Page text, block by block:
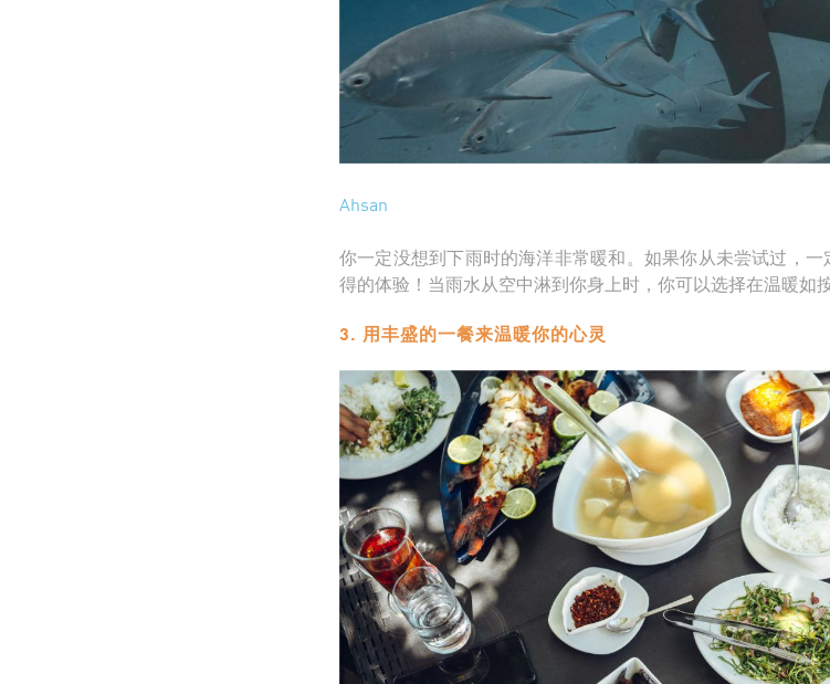
Ahsan
你一定没想到下雨时的海洋非常暖和。如果你从未尝试过，
得的体验！当雨水从空中淋到你身上时，你可以选择在温暖如
3. 用丰盛的一餐来温暖你的心灵